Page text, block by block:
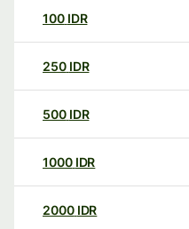
100 IDR
250 IDR
500 IDR
1000 IDR
2000 IDR